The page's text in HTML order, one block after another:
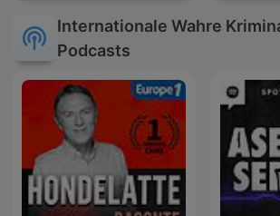
Internationale Wahre
Podcasts